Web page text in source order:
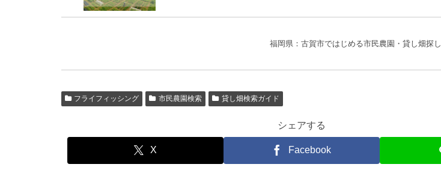
福岡県：古賀市ではじめる市民農園・貸し畑探し
フライフィッシング 市民農園検索 貸し畑検索ガイド
シェアする
X Facebook